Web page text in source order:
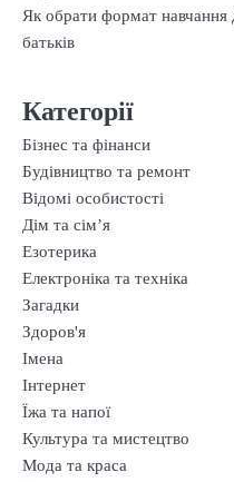
Як обрати формат навчання
батьків
Категорії
Бізнес та фінанси
Будівництво та ремонт
Відомі особистості
Дім та сім’я
Езотерика
Електроніка та техніка
Загадки
Здоров'я
Імена
Інтернет
Їжа та напої
Культура та мистецтво
Мода та краса